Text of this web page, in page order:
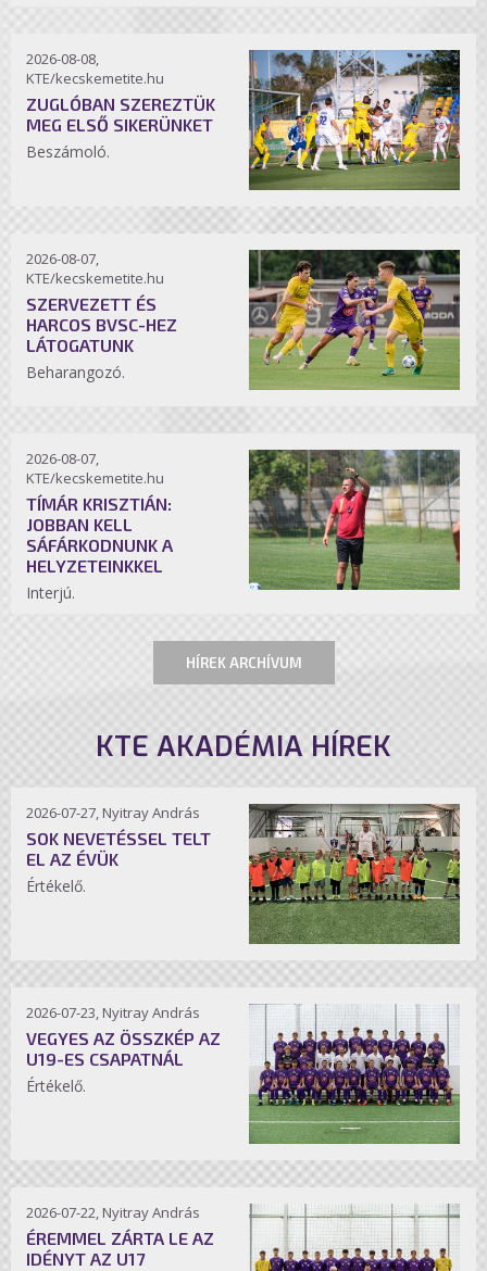
2026-08-08,
KTE/kecskemetite.hu
ZUGLÓBAN SZEREZTÜK
MEG ELSŐ SIKERÜNKET
Beszámoló.
2026-08-07,
KTE/kecskemetite.hu
SZERVEZETT ÉS
HARCOS BVSC-HEZ
LÁTOGATUNK
Beharangozó.
2026-08-07,
KTE/kecskemetite.hu
TÍMÁR KRISZTIÁN:
JOBBAN KELL
SÁFÁRKODNUNK A
HELYZETEINKKEL
Interjú.
HÍREK ARCHÍVUM
KTE AKADÉMIA HÍREK
2026-07-27, Nyitray András
SOK NEVETÉSSEL TELT
EL AZ ÉVÜK
Értékelő.
2026-07-23, Nyitray András
VEGYES AZ ÖSSZKÉP AZ
U19-ES CSAPATNÁL
Értékelő.
2026-07-22, Nyitray András
ÉREMMEL ZÁRTA LE AZ
IDÉNYT AZ U17